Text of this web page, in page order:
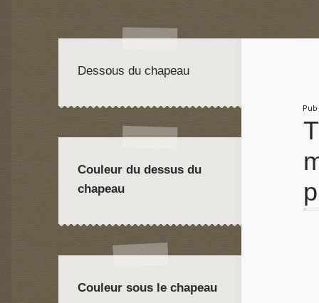
Dessous du chapeau
Couleur du dessus du
chapeau
Couleur sous le chapeau